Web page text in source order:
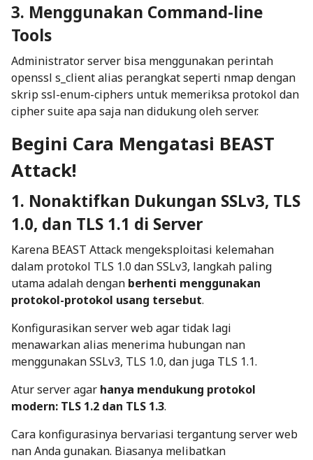
3. Menggunakan Command-line
Tools
Administrator server bisa menggunakan perintah
openssl s_clientalias perangkat seperti nmapdengan
skripssl-enum-ciphers untuk memeriksa protokol dan
cipher suiteapa saja nan didukung oleh server.
Begini Cara Mengatasi BEAST
Attack!
1. Nonaktifkan Dukungan SSLv3, TLS
1.0, dan TLS 1.1 di Server
Karena BEAST Attack mengeksploitasi kelemahan
dalam protokol TLS 1.0 dan SSLv3, langkah paling
utama adalah dengan berhenti menggunakan
protokol-protokol usang tersebut.
Konfigurasikan server web agar tidak lagi
menawarkan alias menerima hubungan nan
menggunakan SSLv3, TLS 1.0, dan juga TLS 1.1.
Atur server agar hanya mendukung protokol
modern: TLS 1.2 dan TLS 1.3.
Cara konfigurasinya bervariasi tergantung server web
nan Anda gunakan. Biasanya melibatkan